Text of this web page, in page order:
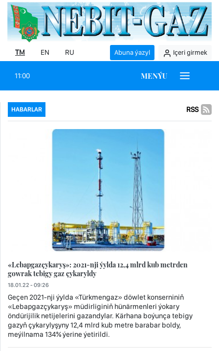
TM EN RU Abuna ýazyl Içeri girmek
11:00 MENÝU
HABARLAR RSS
«Lebapgazçykaryş»: 2021-nji ýylda 12,4 mlrd kub metrden
gowrak tebigy gaz çykaryldy
18.01.22 - 09:26
Geçen 2021-nji ýylda «Türkmengaz» döwlet konserniniň
«Lebapgazçykaryş» müdirliginiň hünärmenleri ýokary
öndürijilik netijelerini gazandylar. Kärhana boýunça tebigy
gazyň çykarylyşyny 12,4 mlrd kub metre barabar boldy,
meýilnama 134% ýerine ýetirildi.